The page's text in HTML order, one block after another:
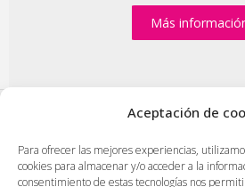
Aceptación de
Para ofrecer las mejores experiencias,
cookies para almacenar y/o acceder a la
consentimiento de estas tecnologías nos
Más
PlasenciaDigital.com |
Publicidad en Plasencia